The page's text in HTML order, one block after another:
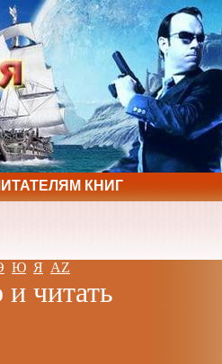
КНИГ
Ю Я AZ
читать